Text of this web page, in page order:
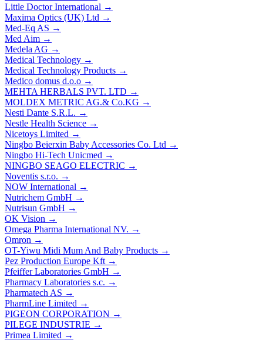
Little Doctor International →
Maxima Optics (UK) Ltd →
Med-Eq AS →
Med Aim →
Medela AG →
Medical Technology →
Medical Technology Products →
Medico domus d.o.o →
MEHTA HERBALS PVT. LTD →
MOLDEX METRIC AG.& Co.KG →
Nesti Dante S.R.L. →
Nestle Health Science →
Nicetoys Limited →
Ningbo Beierxin Baby Accessories Co. Ltd →
Ningbo Hi-Tech Unicmed →
NINGBO SEAGO ELECTRIC →
Noventis s.r.o. →
NOW International →
Nutrichem GmbH →
Nutrisun GmbH →
OK Vision →
Omega Pharma International NV. →
Omron →
OT-Yiwu Midi Mum And Baby Products →
Pez Production Europe Kft →
Pfeiffer Laboratories GmbH →
Pharmacy Laboratories s.c. →
Pharmatech AS →
PharmLine Limited →
PIGEON CORPORATION →
PILEGE INDUSTRIE →
Primea Limited →